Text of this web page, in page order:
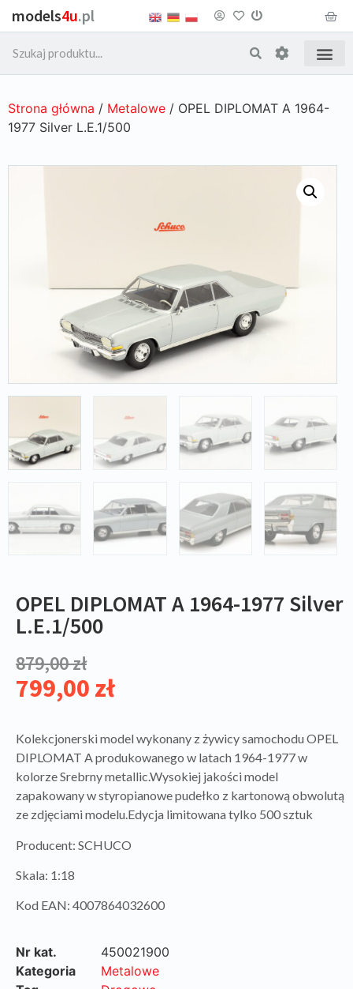
models4u.pl
Strona główna / Metalowe / OPEL DIPLOMAT A 1964-
1977 Silver L.E.1/500
OPEL DIPLOMAT A 1964-1977 Silver
L.E.1/500
879,00zł
799,00 zł
Kolekcjonerski model wykonany z żywicy samochodu OPEL
DIPLOMAT A produkowanego w latach 1964-1977 w
kolorze Srebrny metallic.Wysokiej jakości model
zapakowany w styropianowe pudełko z kartonową obwolutą
ze zdjęciami modelu.Edycja limitowana tylko 500 sztuk
Producent: SCHUCO
Skala: 1:18
Kod EAN: 4007864032600
Nr kat.
450021900
Kategoria
Metalowe